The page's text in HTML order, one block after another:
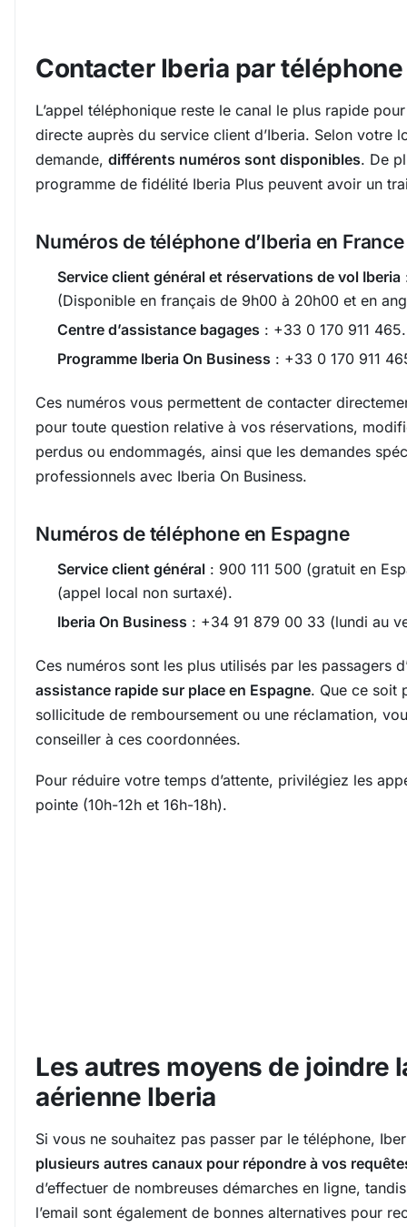
Contacter Iberia par téléphone
L’appel téléphonique reste le canal le plus rapide
directe auprès du service client d’Iberia. Selon votre
demande, différents numéros sont disponibles. De
programme de fidélité Iberia Plus peuvent avoir un
Numéros de téléphone d’Iberia en France
Service client général et réservations de vol Iberia
(Disponible en français de 9h00 à 20h00 et en
Centre d’assistance bagages : +33 0 170 911 465.
Programme Iberia On Business : +33 0 170 911
Ces numéros vous permettent de contacter
pour toute question relative à vos réservations,
perdus ou endommagés, ainsi que les demandes
professionnels avec Iberia On Business.
Numéros de téléphone en Espagne
Service client général : 900 111 500 (gratuit en
(appel local non surtaxé).
Iberia On Business : +34 91 879 00 33 (lundi au
Ces numéros sont les plus utilisés par les passagers
assistance rapide sur place en Espagne. Que ce soit
sollicitude de remboursement ou une réclamation,
conseiller à ces coordonnées.
Pour réduire votre temps d’attente, privilégiez les
pointe (10h-12h et 16h-18h).
Les autres moyens de joindre
aérienne Iberia
Si vous ne souhaitez pas passer par le téléphone,
plusieurs autres canaux pour répondre à vos
d’effectuer de nombreuses démarches en ligne,
l’email sont également de bonnes alternatives pour